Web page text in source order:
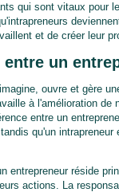
qui sont vitaux pour
et de créer leur
un
ouvre et gère
à l'amélioration
entre un
qu'un
entrepreneur réside
actions. La